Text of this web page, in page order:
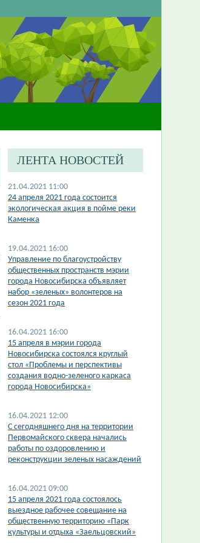
ЛЕНТА НОВОСТЕЙ
21.04.2021 11:00
24 апреля 2021 года состоится
экологическая акция в пойме реки
Каменка
19.04.2021 16:00
Управление по благоустройству
общественных пространств мэрии
города Новосибирска объявляет
набор «зеленых» волонтеров на
сезон 2021 года
16.04.2021 16:00
15 апреля в мэрии города
Новосибирска состоялся круглый
стол «Проблемы и перспективы
создания водно-зеленого каркаса
города Новосибирска»
16.04.2021 12:00
С сегодняшнего дня на территории
Первомайского сквера начались
работы по оздоровлению и
реконструкции зеленых насаждений
16.04.2021 09:00
15 апреля 2021 года состоялось
выездное рабочее совещание на
общественную территорию «Парк
культуры и отдыха «Заельцовский»